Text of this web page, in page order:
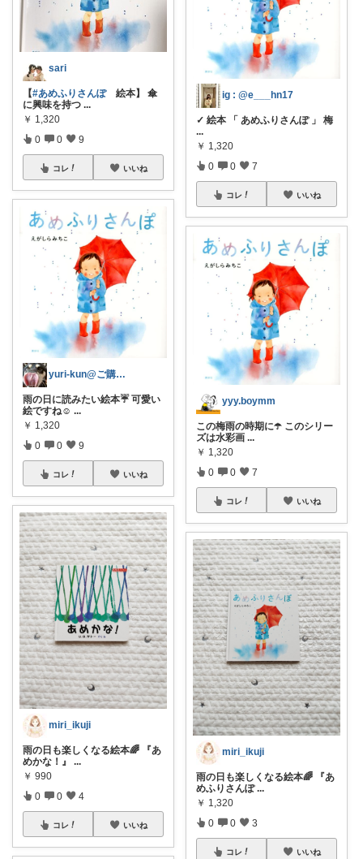
sari
【#あめふりさんぽ絵本】 傘
に興味を持つ ...
￥ 1,320
0 0 9
コレ いいね
yuri-kun@ご購入感謝します
雨の日に読みたい絵本☔ 可愛い
絵ですね☺️ ...
￥ 1,320
0 0 9
コレ いいね
miri_ikuji
雨の日も楽しくなる絵本🌈 『あ
めかな！』 ...
￥ 990
0 0 4
コレ いいね
ig : @e___hn17
✓ 絵本 「 あめふりさんぽ 」 梅
...
￥ 1,320
0 0 7
コレ いいね
yyy.boymm
この梅雨の時期に☂️ このシリー
ズは水彩画 ...
￥ 1,320
0 0 7
コレ いいね
miri_ikuji
雨の日も楽しくなる絵本🌈 『あ
めふりさんぽ ...
￥ 1,320
0 0 3
コレ いいね